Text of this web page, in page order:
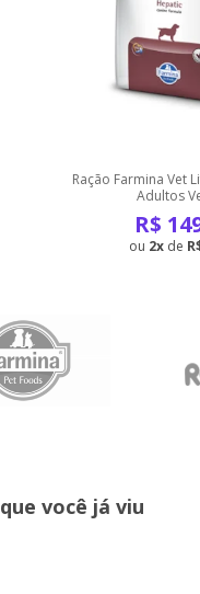
Ração Farmina Vet
Adultos
R$
2 de
você já viu